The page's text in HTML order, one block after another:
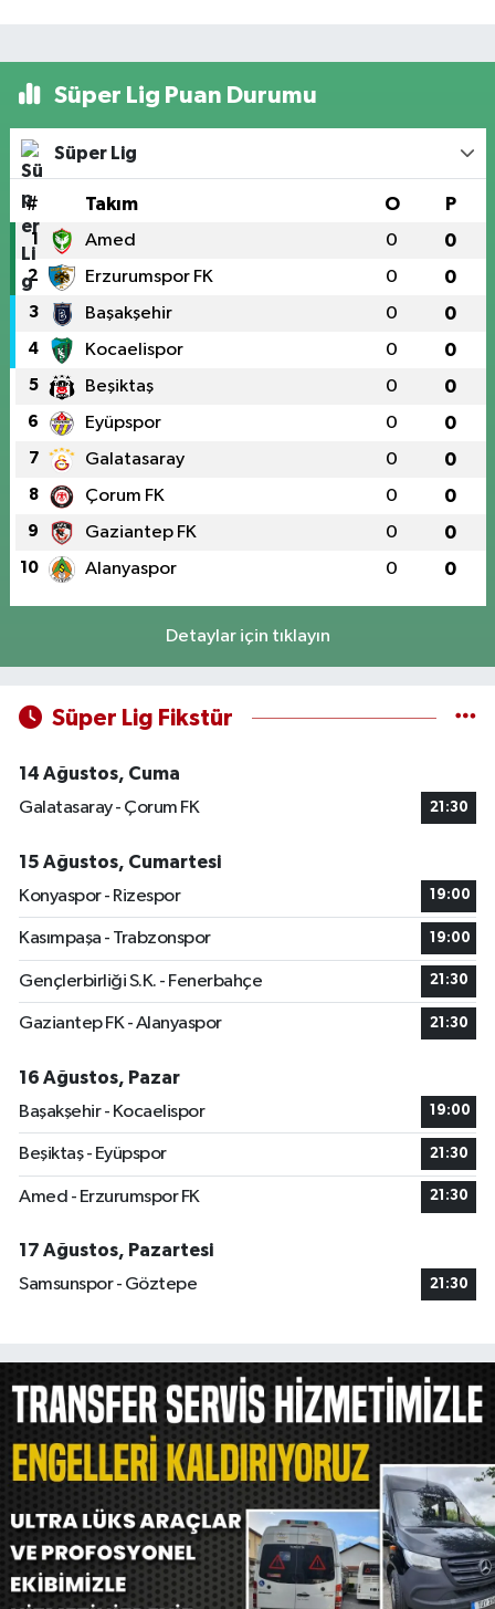
Süper Lig Puan Durumu
Süper Lig
# Takım O P
1 Amed 0 0
2 Erzurumspor FK 0 0
3 Başakşehir 0 0
4 Kocaelispor 0 0
5 Beşiktaş 0 0
6 Eyüpspor 0 0
7 Galatasaray 0 0
8 Çorum FK 0 0
9 Gaziantep FK 0 0
10 Alanyaspor 0 0
Detaylar için tıklayın
Süper Lig Fikstür
14 Ağustos, Cuma
Galatasaray - Çorum FK
21:30
15 Ağustos, Cumartesi
Konyaspor - Rizespor
19:00
Kasımpaşa - Trabzonspor 19:00
Gençlerbirliği S.K. - Fenerbahçe 21:30
Gaziantep FK - Alanyaspor 21:30
16 Ağustos, Pazar
Başakşehir - Kocaelispor
19:00
Beşiktaş - Eyüpspor 21:30
Amed - Erzurumspor FK 21:30
17 Ağustos, Pazartesi
Samsunspor - Göztepe
21:30